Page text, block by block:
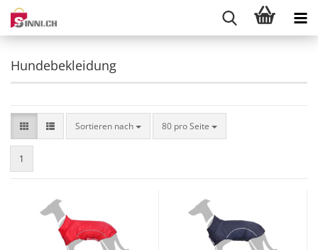
Hundebekleidung
Sortieren nach
Sortieren nach 80 pro Seite
pro Seite
1